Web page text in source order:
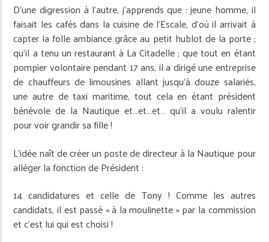
D’une digression à l’autre, j’apprends que : jeune homme, il
faisait les cafés dans la cuisine de l’Escale, d’où il arrivait à
capter la folle ambiance grâce au petit hublot de la porte ;
qu’il a tenu un restaurant à La Citadelle ; que tout en étant
pompier volontaire pendant 17 ans, il a dirigé une entreprise
de chauffeurs de limousines allant jusqu’à douze salariés,
une autre de taxi maritime, tout cela en étant président
bénévole de la Nautique et…et…et… qu’il a voulu ralentir
pour voir grandir sa fille !
L’idée naît de créer un poste de directeur à la Nautique pour
alléger la fonction de Président :
14 candidatures et celle de Tony ! Comme les autres
candidats, il est passé « à la moulinette » par la commission
et c’est lui qui est choisi !